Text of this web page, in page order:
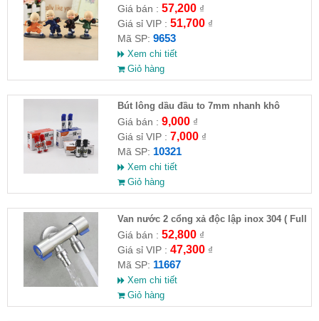
HĐ )
Giá bán : 57,200₫
Giá sỉ VIP : 51,700₫
Mã SP: 9653
Xem chi tiết
Giỏ hàng
Bút lông dầu đầu to 7mm nhanh khô
Giá bán : 9,000₫
Giá sỉ VIP : 7,000₫
Mã SP: 10321
Xem chi tiết
Giỏ hàng
Van nước 2 cổng xả độc lập inox 304 ( Full
VAT )
Giá bán : 52,800₫
Giá sỉ VIP : 47,300₫
Mã SP: 11667
Xem chi tiết
Giỏ hàng